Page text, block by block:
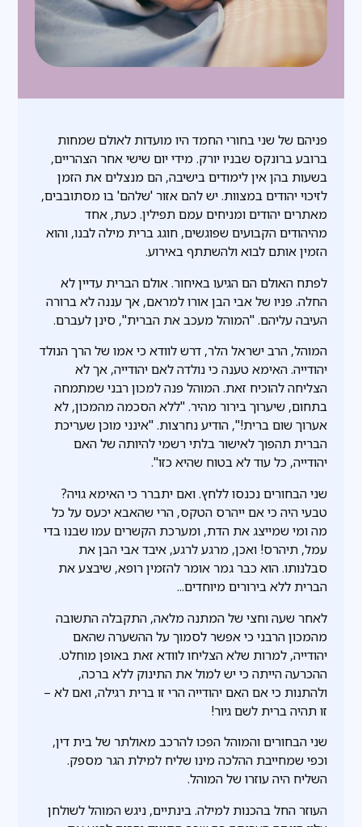
פניהם של שני בחורי החמד היו מועדות לאולם שמחות
ברובע ברונקס שבניו יורק. מידי יום שישי אחר הצהריים,
בשעות בהן אין לימודים בישיבה, הם מנצלים את הזמן
לזיכוי יהודים במצוות. יש להם אזור 'שלהם' בו מסתובבים,
מאתרים יהודים ומניחים עמם תפילין. כעת, אחד
מהיהודים הקבועים שפוגשים, חוגג ברית מילה לבנו, והוא
הזמין אותם לבוא ולהשתתף באירוע.
לפתח האולם הם הגיעו באיחור. אולם הברית עדיין לא
החלה. פניו של אבי הבן אורו למראם, אך עננה לא ברורה
העיבה עליהם. "המוהל מעכב את הברית", סינן לעברם.
המוהל, הרב ישראל הלר, דרש לוודא כי אמו של הרך הנולד
יהודייה. האימא טענה כי נולדה לאם יהודייה, אך לא
הצליחה להוכיח זאת. המוהל פנה למכון רבני שמתמחה
בתחום, שיערוך בירור מהיר. "ללא הסכמה מהמכון, לא
אערוך שום ברית!", הודיע נחרצות. "אינני מוכן שעריכת
הברית תהפוך לאישור בלתי רשמי להיותה של האם
יהודייה, כל עוד לא בטוח שהיא כזו".
שני הבחורים נכנסו ללחץ. ואם יתברר כי האימא גויה?
טבעי היה כי אם ייהרס הטקס, הרי שהאבא יכעס על כל
מה ומי שמייצג את הדת, ומערכת הקשרים עמו שבנו בדי
עמל, תיהרס! ואכן, מרגע לרגע, איבד אבי הבן את
סבלנותו. הוא כבר גמר אומר להזמין רופא, שיבצע את
הברית ללא בירורים מיוחדים...
לאחר שעה וחצי של המתנה מלאה, התקבלה התשובה
מהמכון הרבני כי אפשר לסמוך על ההשערה שהאם
יהודייה, למרות שלא הצליחו לוודא זאת באופן מוחלט.
ההכרעה הייתה כי יש למול את התינוק ללא ברכה,
ולהתנות כי אם האם יהודייה הרי זו ברית רגילה, ואם לא –
זו תהיה ברית לשם גיור!
שני הבחורים והמוהל הפכו להרכב מאולתר של בית דין,
וכפי שמחייבת ההלכה מינו שליח למילת הגר מספק.
השליח היה עוזרו של המוהל.
העוזר החל בהכנות למילה. בינתיים, ניגש המוהל לשולחן